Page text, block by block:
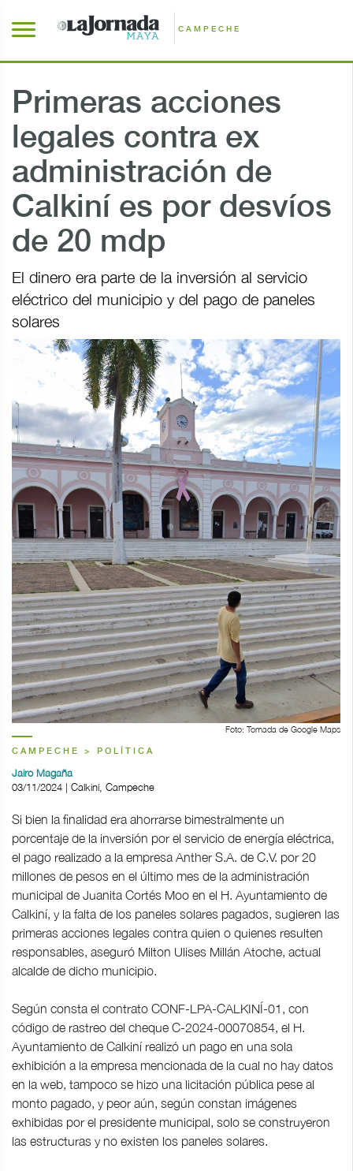
CAMPECHE
Primeras acciones
legales contra ex
administración de
Calkiní es por desvíos
de 20 mdp
El dinero era parte de la inversión al servicio
eléctrico del municipio y del pago de paneles
solares
Foto: Tomada de Google Maps
CAMPECHE > POLÍTICA
Jairo Magaña
03/11/2024 | Calkiní, Campeche
Si bien la finalidad era ahorrarse bimestralmente un
porcentaje de la inversión por el servicio de energía eléctrica,
el pago realizado a la empresa Anther S.A. de C.V. por 20
millones de pesos en el último mes de la administración
municipal de Juanita Cortés Moo en el H. Ayuntamiento de
Calkiní, y la falta de los paneles solares pagados, sugieren las
primeras acciones legales contra quien o quienes resulten
responsables, aseguró Milton Ulises Millán Atoche, actual
alcalde de dicho municipio.
Según consta el contrato CONF-LPA-CALKINÍ-01, con
código de rastreo del cheque C-2024-00070854, el H.
Ayuntamiento de Calkiní realizó un pago en una sola
exhibición a la empresa mencionada de la cual no hay datos
en la web, tampoco se hizo una licitación pública pese al
monto pagado, y peor aún, según constan imágenes
exhibidas por el presidente municipal, solo se construyeron
las estructuras y no existen los paneles solares.